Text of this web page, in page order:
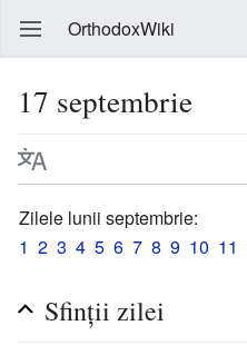
OrthodoxWiki
17 septembrie
Zilele lunii septembrie:
1 2 3 4 5 6 7 8 9 10 11
Sfinții zilei